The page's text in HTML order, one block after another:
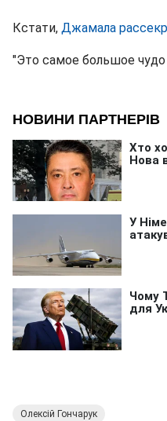
Кстати, Джамала
"Это самое большое чудо
Олексій Гончарук